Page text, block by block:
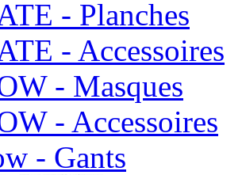
- Planches
- Accessoires
- Masques
- Accessoires
- Gants